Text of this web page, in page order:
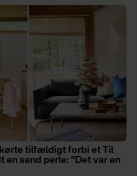
kørte tilfældigt forbi et Til
en sand perle: ”Det var en